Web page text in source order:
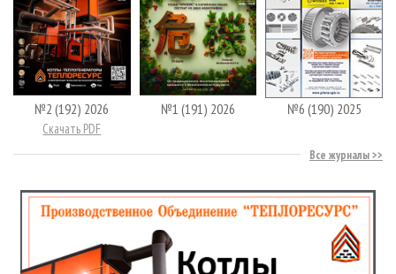
№2 (192) 2026
Скачать PDF
№1 (191) 2026 №6 (190) 2025
Все журналы